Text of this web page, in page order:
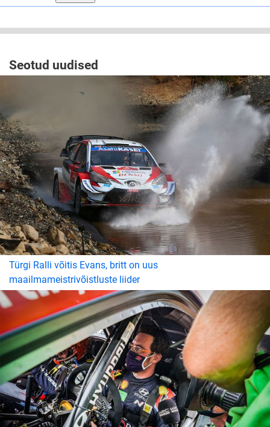
Seotud uudised
Türgi Ralli võitis Evans, britt on uus
maailmameistrivõistluste liider